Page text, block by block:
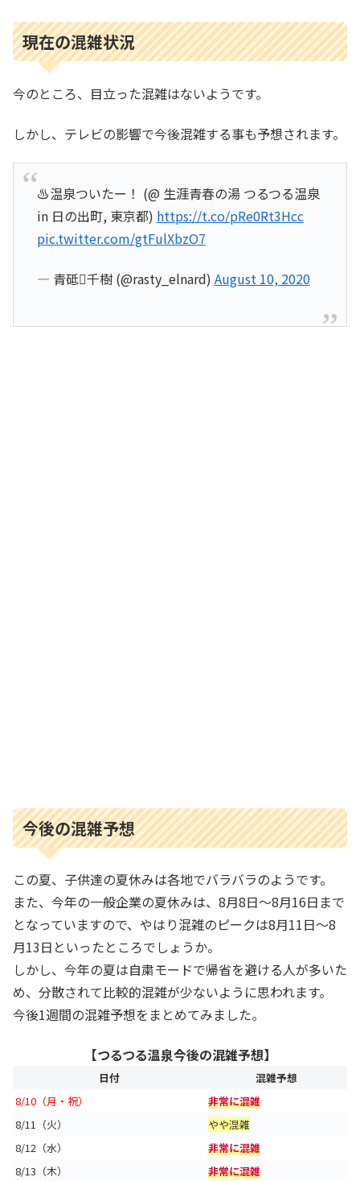
現在の混雑状況
今のところ、目立った混雑はないようです。
しかし、テレビの影響で今後混雑する事も予想されます。
♨️温泉ついたー！ (@ 生涯青春の湯 つるつる温泉
in 日の出町, 東京都) https://t.co/pRe0Rt3Hcc
pic.twitter.com/gtFulXbzO7
— 青砥千樹 (@rasty_elnard) August 10, 2020
今後の混雑予想
この夏、子供達の夏休みは各地でバラバラのようです。
また、今年の一般企業の夏休みは、8月8日～8月16日まで
となっていますので、やはり混雑のピークは8月11日～8
月13日といったところでしょうか。
しかし、今年の夏は自粛モードで帰省を避ける人が多いた
め、分散されて比較的混雑が少ないように思われます。
今後1週間の混雑予想をまとめてみました。
【つるつる温泉今後の混雑予想】
日付
混雑予想
8/10（月・祝）
非常に混雑
8/11（火）
やや混雑
8/12（水）
非常に混雑
8/13（木）
非常に混雑